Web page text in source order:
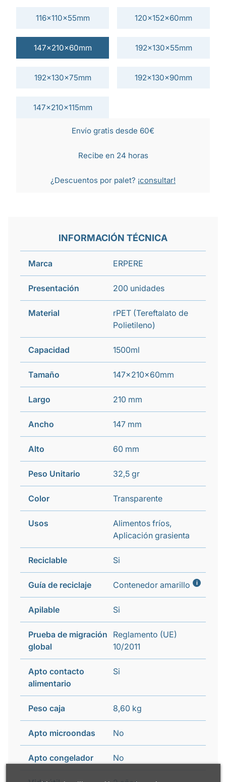
116x110x55mm 120x152x60mm
147x210x60mm 192x130x55mm
192x130x75mm 192x130x90mm
147x210x115mm
Envío gratis desde 60€
Recibe en 24 horas
¿Descuentos por palet? ¡consultar!
INFORMACIÓN TÉCNICA
Marca ERPERE
Presentación 200 unidades
Material
rPET (Tereftalato de
Polietileno)
Capacidad 1500ml
Tamaño 147x210x60mm
Largo 210 mm
Ancho 147 mm
Alto 60 mm
Peso Unitario 32,5 gr
Color Transparente
Usos
Alimentos fríos,
Aplicación grasienta
Reciclable Si
Guía de reciclaje Contenedor amarillo i
Apilable Si
Prueba de migración
global
Reglamento (UE)
10/2011
Apto contacto
alimentario
Si
Peso caja 8,60 kg
Apto microondas No
Apto congelador No